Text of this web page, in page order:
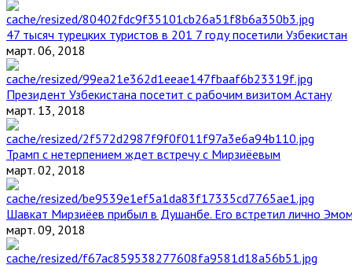
47 тысяч турецких туристов в 201 7 году посетили Узбекистан
март. 06, 2018
Президент Узбекистана посетит с рабочим визитом Астану
март. 13, 2018
Трамп с нетерпением ждет встречу с Мирзиёевым
март. 02, 2018
Шавкат Мирзиёев прибыл в Душанбе. Его встретил лично
март. 09, 2018